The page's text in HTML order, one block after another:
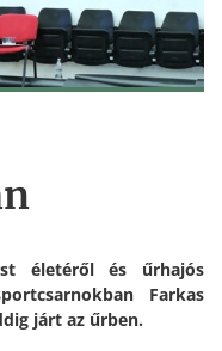
életéről és űrhajós
Farkas
járt az űrben.